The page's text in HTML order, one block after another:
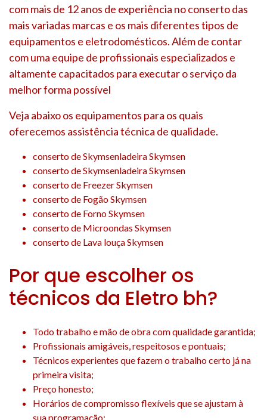
com mais de 12 anos de experiência no conserto das
mais variadas marcas e os mais diferentes tipos de
equipamentos e eletrodomésticos. Além de contar
com uma equipe de profissionais especializados e
altamente capacitados para executar o serviço da
melhor forma possível
Veja abaixo os equipamentos para os quais
oferecemos assistência técnica de qualidade.
conserto de Skymsenladeira Skymsen
conserto de Skymsenladeira Skymsen
conserto de Freezer Skymsen
conserto de Fogão Skymsen
conserto de Forno Skymsen
conserto de Microondas Skymsen
conserto de Lava louça Skymsen
Por que escolher os
técnicos da Eletro bh?
Todo trabalho e mão de obra com qualidade garantida;
Profissionais amigáveis, respeitosos e pontuais;
Técnicos experientes que fazem o trabalho certo já na
primeira visita;
Preço honesto;
Horários de compromisso flexíveis que se ajustam à
sua programação;